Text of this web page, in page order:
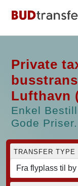
Private
Lufthavn
Enkel
Gode Priser.
TRANSFER TYPE